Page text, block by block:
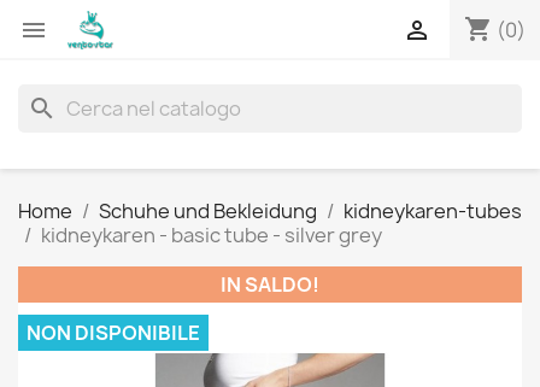
 shopping_cart (0)

search
Home Schuhe und Bekleidung
kidneykaren-tubes
kidneykaren - basic tube - silver grey
IN SALDO!
NON DISPONIBILE